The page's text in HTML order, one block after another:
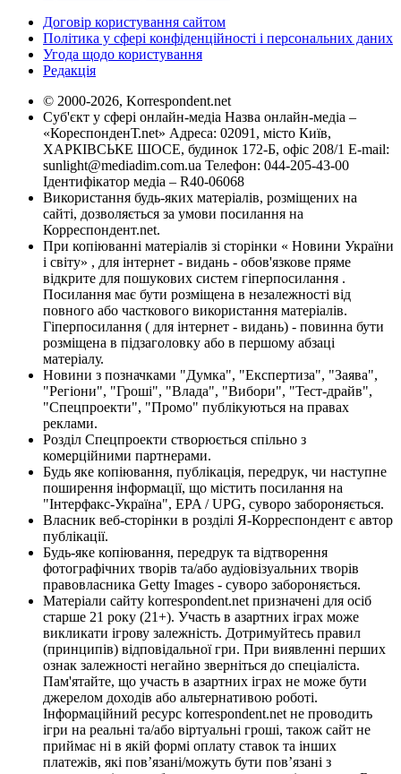
Договір користування сайтом
Політика у сфері конфіденційності і персональних даних
Угода щодо користування
Редакція
© 2000-2026, Korrespondent.net
Суб'єкт у сфері онлайн-медіа Назва онлайн-медіа –
«КореспонденТ.net» Адреса: 02091, місто Київ,
ХАРКІВСЬКЕ ШОСЕ, будинок 172-Б, офіс 208/1 E-mail:
sunlight@mediadim.com.ua Телефон: 044-205-43-00
Ідентифікатор медіа – R40-06068
Використання будь-яких матеріалів, розміщених на
сайті, дозволяється за умови посилання на
Корреспондент.net.
При копіюванні матеріалів зі сторінки « Новини України
і світу» , для інтернет - видань - обов'язкове пряме
відкрите для пошукових систем гіперпосилання .
Посилання має бути розміщена в незалежності від
повного або часткового використання матеріалів.
Гіперпосилання ( для інтернет - видань) - повинна бути
розміщена в підзаголовку або в першому абзаці
матеріалу.
Новини з позначками "Думка", "Експертиза", "Заява",
"Регіони", "Гроші", "Влада", "Вибори", "Тест-драйв",
"Спецпроекти", "Промо" публікуються на правах
реклами.
Розділ Спецпроекти створюється спільно з
комерційними партнерами.
Будь яке копіювання, публікація, передрук, чи наступне
поширення інформації, що містить посилання на
"Інтерфакс-Україна", EPA / UPG, суворо забороняється.
Власник веб-сторінки в розділі Я-Корреспондент є автор
публікації.
Будь-яке копіювання, передрук та відтворення
фотографічних творів та/або аудіовізуальних творів
правовласника Getty Images - суворо забороняється.
Матеріали сайту korrespondent.net призначені для осіб
старше 21 року (21+). Участь в азартних іграх може
викликати ігрову залежність. Дотримуйтесь правил
(принципів) відповідальної гри. При виявленні перших
ознак залежності негайно зверніться до спеціаліста.
Пам'ятайте, що участь в азартних іграх не може бути
джерелом доходів або альтернативою роботі.
Інформаційний ресурс korrespondent.net не проводить
ігри на реальні та/або віртуальні гроші, також сайт не
приймає ні в якій формі оплату ставок та інших
платежів, які пов’язані/можуть бути пов’язані з